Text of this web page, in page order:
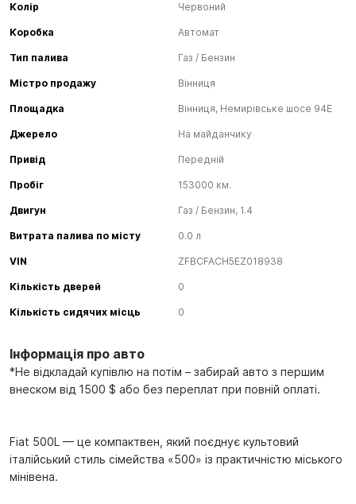
Інформація про авто
*Не відкладай купівлю на потім – забирай авто з першим
внеском від 1500 $ або без переплат при повній оплаті.
Fiat 500L — це компактвен, який поєднує культовий
італійський стиль сімейства «500» із практичністю міського
мінівена.
Колір Червоний
Коробка Автомат
Тип палива Газ / Бензин
Містро продажу Вінниця
Площадка Вінниця, Немирівське шосе 94Е
Джерело На майданчику
Привід Передній
Пробіг 153000 км.
Двигун Газ / Бензин, 1.4
Витрата палива по місту 0.0 л
VIN ZFBCFACH5EZ018938
Кількість дверей 0
Кількість сидячих місць 0